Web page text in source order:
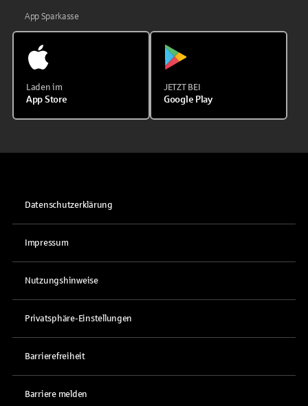
App Sparkasse
Laden im
App Store
JETZT BEI
Google Play
Datenschutzerklärung
Impressum
Nutzungshinweise
Privatsphäre-Einstellungen
Barrierefreiheit
Barriere melden